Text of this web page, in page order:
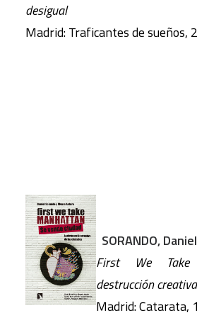
desigual
Madrid: Traficantes de sueños,
SORANDO,
First We Take
destrucción
Madrid: Catarata,